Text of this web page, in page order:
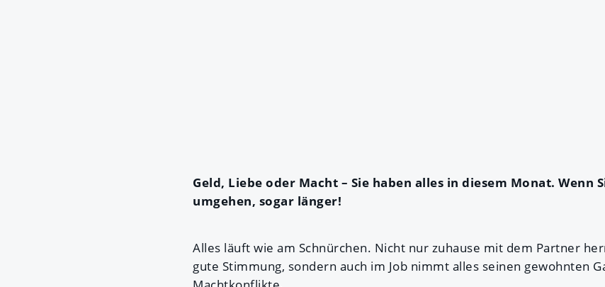
Geld, Liebe oder Macht – Sie haben alles in diesem Monat. Wenn
umgehen, sogar länger!
Alles läuft wie am Schnürchen. Nicht nur zuhause mit dem Partner
gute Stimmung, sondern auch im Job nimmt alles seinen gewohnten